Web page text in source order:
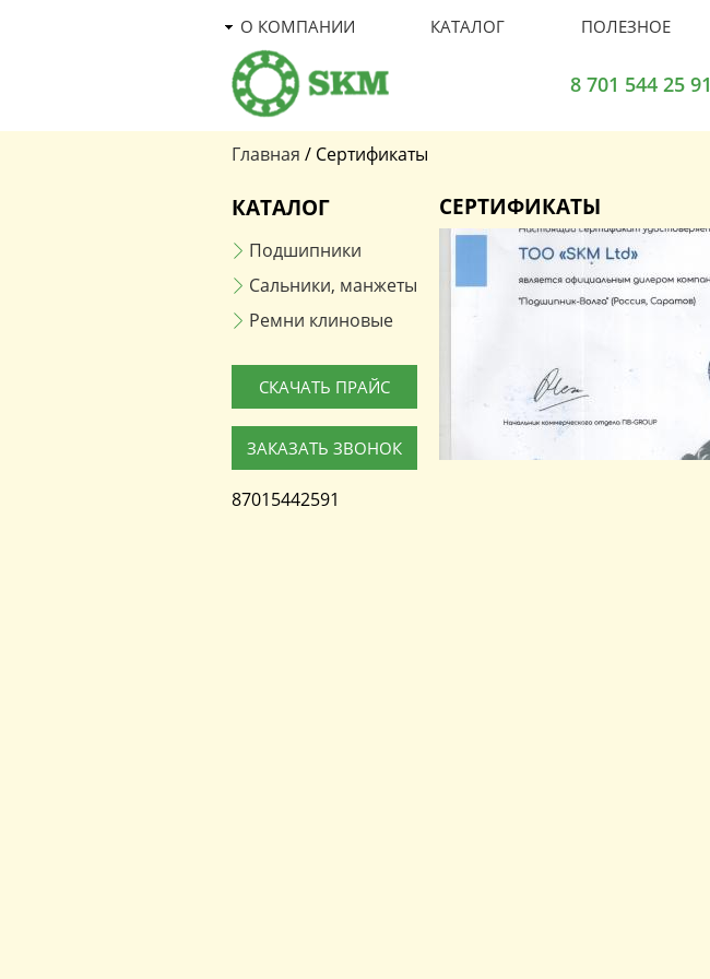
О КОМПАНИИ КАТАЛОГ ПОЛЕЗНОЕ
8 701 544 25 91
Главная / Сертификаты
КАТАЛОГ
Подшипники
Сальники, манжеты
Ремни клиновые
СКАЧАТЬ ПРАЙС
ЗАКАЗАТЬ ЗВОНОК
87015442591
СЕРТИФИКАТЫ